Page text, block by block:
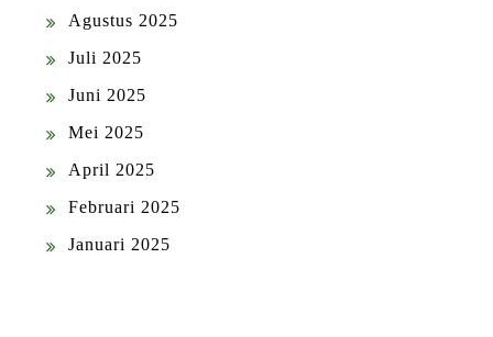
Agustus 2025
Juli 2025
Juni 2025
Mei 2025
April 2025
Februari 2025
Januari 2025